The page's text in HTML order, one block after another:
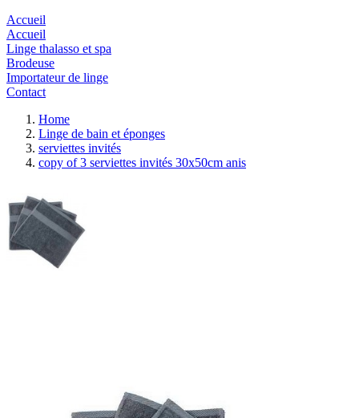
Accueil
Accueil
Linge thalasso et spa
Brodeuse
Importateur de linge
Contact
Home
Linge de bain et éponges
serviettes invités
copy of 3 serviettes invités 30x50cm anis